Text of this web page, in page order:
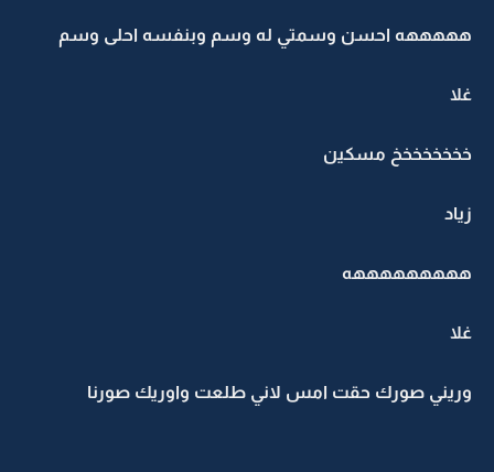
هههههه احسن وسمتي له وسم وبنفسه احلى وسم
غلا
خخخخخخخخ مسكين
زياد
هههههههههه
غلا
وريني صورك حقت امس لاني طلعت واوريك صورنا